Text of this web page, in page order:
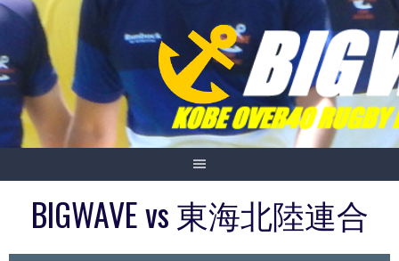
Skip
content
BIGWAVE vs 東海北陸連合